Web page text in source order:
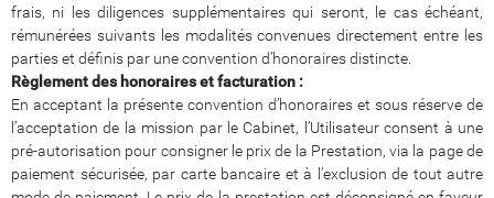
frais, ni les diligences supplémentaires qui seront, le cas échéant,
rémunérées suivants les modalités convenues directement entre les
parties et définis par une convention d’honoraires distincte.
Règlement des honoraires et facturation :
En acceptant la présente convention d’honoraires et sous réserve de
l’acceptation de la mission par le Cabinet, l’Utilisateur consent à une
pré-autorisation pour consigner le prix de la Prestation, via la page de
paiement sécurisée, par carte bancaire et à l’exclusion de tout autre